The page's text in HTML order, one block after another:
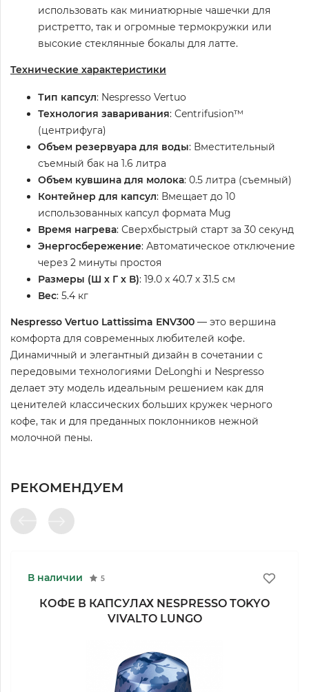
использовать как миниатюрные чашечки для
ристретто, так и огромные термокружки или
высокие стеклянные бокалы для латте.
Технические характеристики
Тип капсул: Nespresso Vertuo
Технология заваривания: Centrifusion™
(центрифуга)
Объем резервуара для воды: Вместительный
съемный бак на 1.6 литра
Объем кувшина для молока: 0.5 литра (съемный)
Контейнер для капсул: Вмещает до 10
использованных капсул формата Mug
Время нагрева: Сверхбыстрый старт за 30 секунд
Энергосбережение: Автоматическое отключение
через 2 минуты простоя
Размеры (Ш х Г х В): 19.0 x 40.7 x 31.5 см
Вес: 5.4 кг
Nespresso Vertuo Lattissima ENV300 — это вершина
комфорта для современных любителей кофе.
Динамичный и элегантный дизайн в сочетании с
передовыми технологиями DeLonghi и Nespresso
делает эту модель идеальным решением как для
ценителей классических больших кружек черного
кофе, так и для преданных поклонников нежной
молочной пены.
РЕКОМЕНДУЕМ
В наличии 5
КОФЕ В КАПСУЛАХ NESPRESSO TOKYO
VIVALTO LUNGO